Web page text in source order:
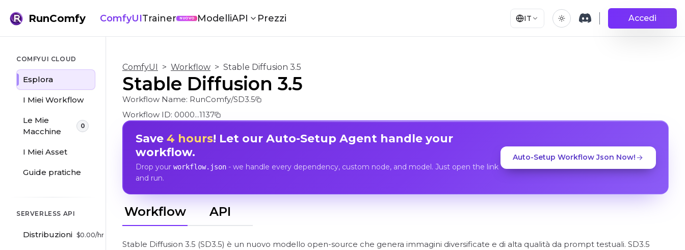
RunComfy ComfyUITrainer NUOVO ModelliAPI Prezzi IT Accedi
COMFYUI CLOUD
Esplora
I Miei Workflow
Le Mie
Macchine
0
I Miei Asset
Guide pratiche
SERVERLESS API
Distribuzioni $0.00/hr
ComfyUI > Workflow > Stable Diffusion 3.5
Stable Diffusion 3.5
Workflow Name: RunComfy/SD3.5
Workflow ID: 0000...1137
Save 4 hours! Let our Auto-Setup Agent handle your
workflow.
Drop your workflow.json- we handle every dependency, custom node, and model. Just open the link
and run.
Auto-Setup Workflow Json Now!
Workflow API
Stable Diffusion 3.5 (SD3.5) è un nuovo modello open-source che genera immagini diversificate e di alta qualità da prompt testuali. SD3.5